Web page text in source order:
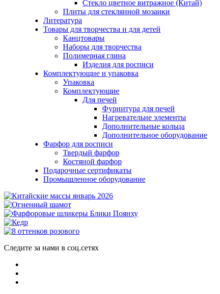
Стекло цветное витражное (Китай)
Плиты для стеклянной мозаики
Литература
Товары для творчества и для детей
Канцтовары
Наборы для творчества
Полимерная глина
Изделия для росписи
Комплектующие и упаковка
Упаковка
Комплектующие
Для печей
Фурнитура для печей
Нагревательне элементы
Дополнительные кольца
Дополнительное оборудование
Фарфор для росписи
Твердый фарфор
Костяной фарфор
Подарочные сертификаты
Промышленное оборудование
Следите за нами в соц.сетях